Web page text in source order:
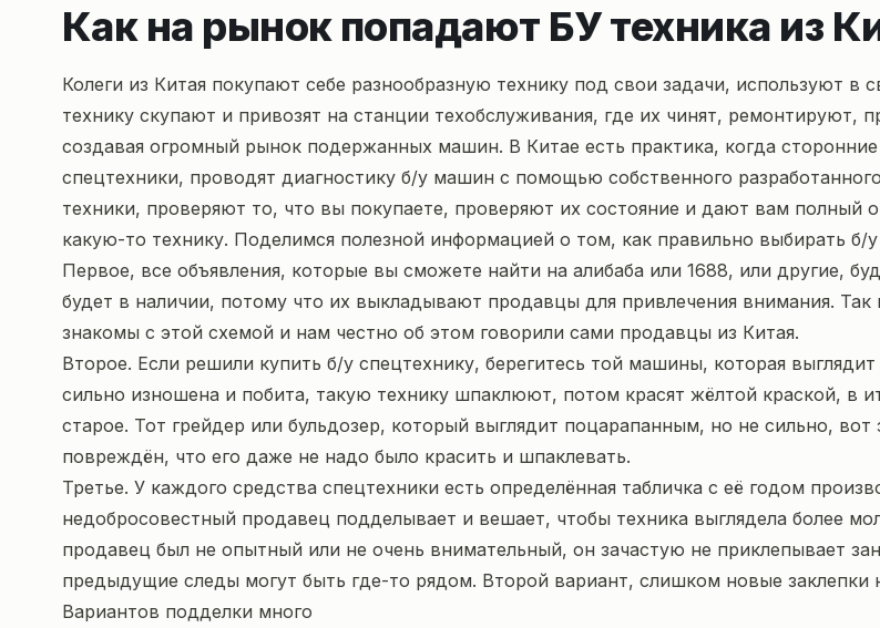
Как на рынок попадают БУ техника из
Колеги из Китая покупают себе разнообразную технику под свои задачи, используют
технику скупают и привозят на станции техобслуживания, где их чинят,
создавая огромный рынок подержанных машин. В Китае есть практика, когда
спецтехники, проводят диагностику б/у машин с помощью собственного
техники, проверяют то, что вы покупаете, проверяют их состояние и дают вам полный
какую-то технику. Поделимся полезной информацией о том, как правильно выбирать б/
Первое, все объявления, которые вы сможете найти на алибаба или 1688, или другие,
будет в наличии, потому что их выкладывают продавцы для привлечения внимания.
знакомы с этой схемой и нам честно об этом говорили сами продавцы из Китая.
Второе. Если решили купить б/у спецтехнику, берегитесь той машины, которая
сильно изношена и побита, такую технику шпаклюют, потом красят жёлтой краской, в
старое. Тот грейдер или бульдозер, который выглядит поцарапанным, но не сильно,
повреждён, что его даже не надо было красить и шпаклевать.
Третье. У каждого средства спецтехники есть определённая табличка с её годом
недобросовестный продавец подделывает и вешает, чтобы техника выглядела более
продавец был не опытный или не очень внимательный, он зачастую не приклепывает
предыдущие следы могут быть где-то рядом. Второй вариант, слишком новые заклепки
Вариантов подделки много